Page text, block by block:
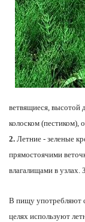
ветвящиеся, высотой
колоском (пестиком),
2. Летние - зеленые
прямостоячими
влагалищами в
В пищу употребляют
целях используют